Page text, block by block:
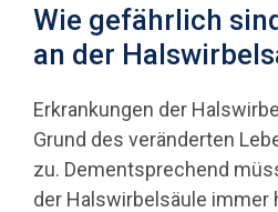
Wie gefährlich
an der
Erkrankungen der
Grund des veränderten
zu. Dementsprechend
der Halswirbelsäule immer